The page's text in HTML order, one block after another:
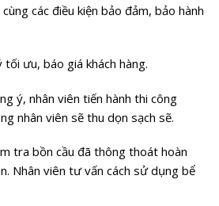
các điều kiện bảo đảm, bảo hành
ưu, báo giá khách hàng.
ý, nhân viên tiến hành thi công
nhân viên sẽ thu dọn sạch sẽ.
tra bồn cầu đã thông thoát hoàn
Nhân viên tư vấn cách sử dụng bể